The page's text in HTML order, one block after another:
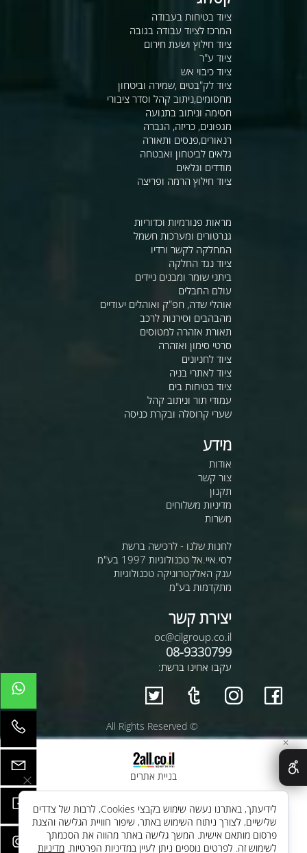
ציוד בטיחות בעבודה
המרכז לציוד עבודה בגובה
ציוד חילוץ ושעת חירום
ציוד ע"ר
ציוד כיבוי אש
ציוד לק"בטים ,שמירה וביטחון
מחסומים,ניתוב קהל וסדר ציבורי
חסימה וניתוב בתנועה
מגפונים, כריזה, הגברה
רנאורים,פנסים ותאורה
גלאים לביטחון ואבטחה
מודדים וגלאים
ציוד חילוץ הרמה ופריצה
מראות פנורמיות וכדוריות
גנרטורים ומערכות חשמל
המחלקה לקשר ורדיו
ציוד נגד החלקה
ביתני שומר ומבנים ניידים
עולם החבלים
אוהלי שדה, חפ"ק ואוהלים יעודיים
מהבהבים וסירנות לרכב
תאורת אזהרה למטוסים
סרטי סימון ואזהרה
ציוד לחניונים
ציוד לאתרי בניה
ציוד בטיחות בים
עמודי תור וניתוב קהל
שערי קרוסלה ובקרת כניסה
מידע
אודות
צור קשר
תקנון
מדיניות משלוחים
משרות
לחנות שלנו - לרכישה ברשת
לסי.איי.אל טכנולוגיות 1997 בע"מ
ענק האלקטרוניקה טכנולוגיות
מתקדמות בע"מ
יצירת קשר
oc@cilgroup.co.il
08-9330799
עקבו אחינו ברשת:
© All Rights Reserved
בניית אתרים
✕
לידיעתך, באתרנו נעשה שימוש בקבצי Cookies, לרבות של צדדים
שלישיים, לצורך ניתוח השימוש באתר, שיפור חוויית הגלישה והצגת
פרסום מותאם אישית. המשך גלישה באתר מהווה את הסכמתך
לשימוש זה. לפרטים נוספים ניתן לעיין במדיניות הפרטיות. מדיניות